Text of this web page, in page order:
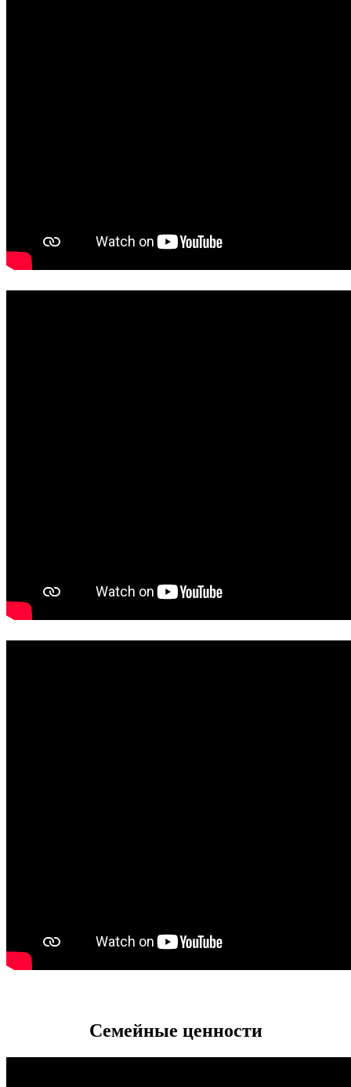
Семейные ценности